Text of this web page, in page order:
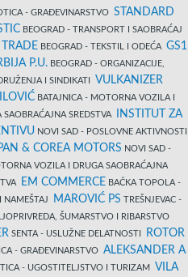
- GRAĐEVINARSTVO STANDARD
BEOGRAD - TRANSPORT I SAOBRAĆAJ
BEOGRAD - TEKSTIL I ODEĆA GS1
P.U.BEOGRAD - ORGANIZACIJE,
I SINDIKATI VULKANIZER
BATAJNICA - MOTORNA VOZILA I
SAOBRAĆAJNA SREDSTVA
INSTITUT ZA
NOVI SAD - POSLOVNE AKTIVNOSTI
& COREA MOTORS NOVI SAD -
VOZILA I DRUGA SAOBRAĆAJNA
EM COMMERCE BAČKA TOPOLA -
NAMEŠTAJ
MAROVIĆ PS TREŠNJEVAC -
ŠUMARSTVO I RIBARSTVO
SENTA - USLUŽNE DELATNOSTI ROTOR
- GRAĐEVINARSTVO ALEKSANDER A
- UGOSTITELJSTVO I TURIZAM VILA